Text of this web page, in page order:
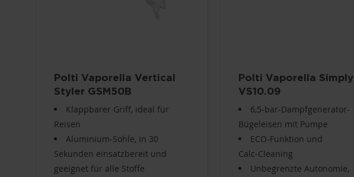
Polti Vaporella Vertical
Styler GSM50B
Klappbarer Griff, ideal für
Reisen
Aluminium-Sohle, in 30
Sekunden einsatzbereit und
geeignet für alle Stoffe
Polti Vaporella Simply
VS10.09
6,5‑bar‑Dampfgenerator-
Bügeleisen mit Pumpe
ECO‑Funktion und
Calc‑Cleaning
Unbegrenzte Autonomie,